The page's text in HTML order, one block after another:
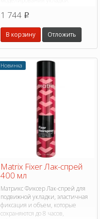
1 744 p
В корзину Отложить
Новинка
Matrix Fixer Лак-спрей
400 мл
Матрикс Фиксер Лак-спрей для
подвижной укладки, эластичная
фиксация и объем, которые
сохраняются до 8 часов,